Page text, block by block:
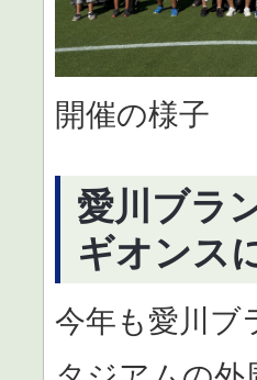
開催の様子
愛川ブラ
ギオンス
今年も愛川ブ